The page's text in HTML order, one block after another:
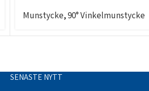
Munstycke,90° Vinkelmunstycke
SENASTE NYTT